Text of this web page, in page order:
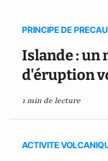
PRINCIPE DE
Islande : un
d'éruption
1 min de lecture
ACTIVITE